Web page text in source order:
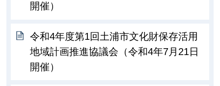
開催）
令和4年度第1回土浦市文化財保存活用
地域計画推進協議会（令和4年7月21日
開催）